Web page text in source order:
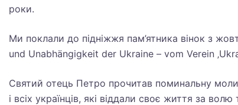
роки.
Ми поклали до підніжжя пам’ятника вінок з
und Unabhängigkeit der Ukraine – vom Verein
Святий отець Петро прочитав поминальну
і всіх українців, які віддали своє життя за